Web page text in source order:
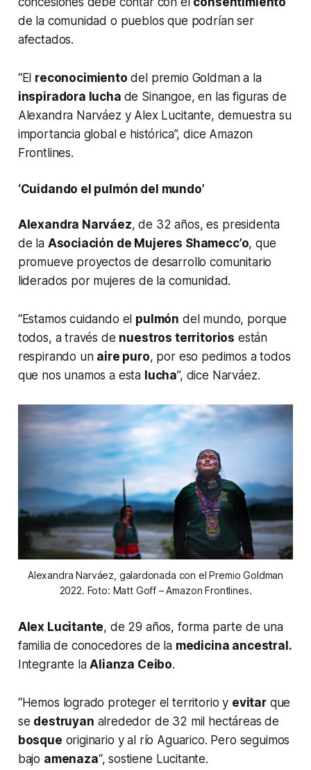
de la comunidad o pueblos que podrían ser
afectados.
“El reconocimiento del premio Goldman a la
inspiradora lucha de Sinangoe, en las figuras de
Alexandra Narváez y Alex Lucitante, demuestra su
importancia global e histórica”, dice Amazon
Frontlines.
‘Cuidando el pulmón del mundo’
Alexandra Narváez, de 32 años, es presidenta
de la Asociación de Mujeres Shamecc’o, que
promueve proyectos de desarrollo comunitario
liderados por mujeres de la comunidad.
“Estamos cuidando el pulmón del mundo, porque
todos, a través de nuestros territorios están
respirando un aire puro, por eso pedimos a todos
que nos unamos a esta lucha”, dice Narváez.
Alexandra Narváez, galardonada con el Premio Goldman
2022. Foto: Matt Goff – Amazon Frontlines.
Alex Lucitante, de 29 años, forma parte de una
familia de conocedores de la medicina ancestral.
Integrante laAlianza Ceibo.
“Hemos logrado proteger el territorio y evitarque
se destruyan alrededor de 32 mil hectáreas de
bosque originario y al río Aguarico. Pero seguimos
bajo amenaza“, sostiene Lucitante.